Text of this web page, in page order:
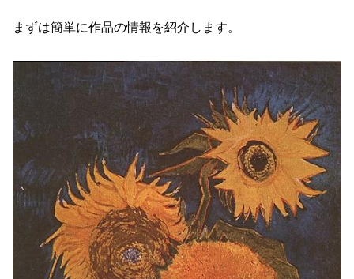
まずは簡単に作品の情報を紹介します。